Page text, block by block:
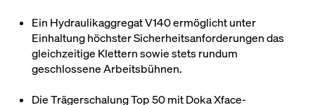
Ein Hydraulikaggregat V140 ermöglicht unter
Einhaltung höchster Sicherheitsanforderungen das
gleichzeitige Klettern sowie stets rundum
geschlossene Arbeitsbühnen.
Die Trägerschalung Top 50 mit Doka Xface-